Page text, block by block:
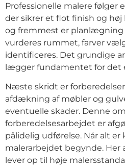
Professionelle malere følger
der sikrer et flot finish og
og fremmest er planlægning
vurderes rummet, farver
identificeres. Det grundige
lægger fundamentet for det
Næste skridt er
afdækning af møbler og
eventuelle skader. Denne
forberedelsesarbejdet er
pålidelig udførelse. Når alt er
malerarbejdet begynde. Her
lever op til høje